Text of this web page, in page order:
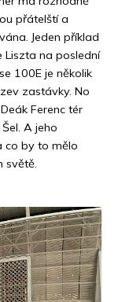
přátelští a
Jeden příklad
Liszta na poslední
100E je několik
zastávky. No
Ferenc tér
A jeho
co by to mělo
světě.